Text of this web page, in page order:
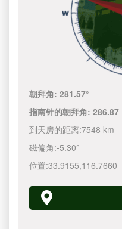
朝拜角:281.57°
指南针的朝拜角:286.87
到天房的距离:7548 km
磁偏角:-5.30°
位置:33.9155,116.7660